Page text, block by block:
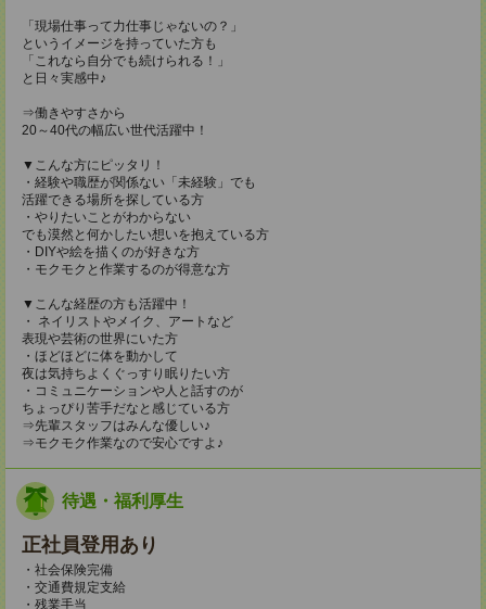
「現場仕事って力仕事じゃないの？」
というイメージを持っていた方も
「これなら自分でも続けられる！」
と日々実感中♪
⇒働きやすさから
20～40代の幅広い世代活躍中！
▼こんな方にピッタリ！
・経験や職歴が関係ない「未経験」でも
活躍できる場所を探している方
・やりたいことがわからない
でも漠然と何かしたい想いを抱えている方
・DIYや絵を描くのが好きな方
・モクモクと作業するのが得意な方
▼こんな経歴の方も活躍中！
・ ネイリストやメイク、アートなど
表現や芸術の世界にいた方
・ほどほどに体を動かして
夜は気持ちよくぐっすり眠りたい方
・コミュニケーションや人と話すのが
ちょっぴり苦手だなと感じている方
⇒先輩スタッフはみんな優しい♪
⇒モクモク作業なので安心ですよ♪
待遇・福利厚生
正社員登用あり
・社会保険完備
・交通費規定支給
・残業手当